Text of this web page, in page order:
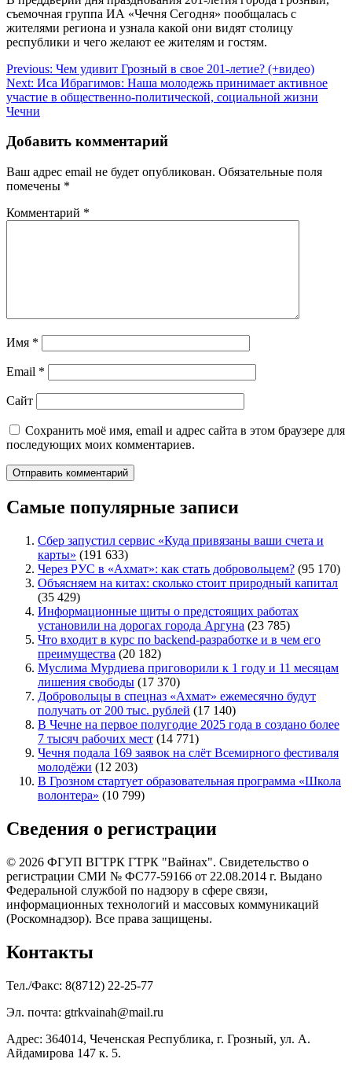
съемочная группа ИА «Чечня Сегодня» пообщалась с
жителями региона и узнала какой они видят столицу
республики и чего желают ее жителям и гостям.
Навигация
по
записям
Previous: Чем удивит Грозный в свое 201-летие? (+видео)
Next: Иса Ибрагимов: Наша молодежь принимает активное
участие в общественно-политической, социальной жизни
Чечни
Добавить комментарий
Ваш адрес email не будет опубликован. Обязательные поля
помечены *
Комментарий *
Имя *
Email *
Сайт
Сохранить моё имя, email и адрес сайта в этом браузере для
последующих моих комментариев.
Самые популярные записи
Сбер запустил сервис «Куда привязаны ваши счета и
карты» (191 633)
Через РУС в «Ахмат»: как стать добровольцем? (95 170)
Объясняем на китах: сколько стоит природный капитал
(35 429)
Информационные щиты о предстоящих работах
установили на дорогах города Аргуна (23 785)
Что входит в курс по backend-разработке и в чем его
преимущества (20 182)
Муслима Мурдиева приговорили к 1 году и 11 месяцам
лишения свободы (17 370)
Добровольцы в спецназ «Ахмат» ежемесячно будут
получать от 200 тыс. рублей (17 140)
В Чечне на первое полугодие 2025 года в создано более
7 тысяч рабочих мест (14 771)
Чечня подала 169 заявок на слёт Всемирного фестиваля
молодёжи (12 203)
В Грозном стартует образовательная программа «Школа
волонтера» (10 799)
Сведения о регистрации
© 2026 ФГУП ВГТРК ГТРК "Вайнах". Свидетельство о
регистрации СМИ № ФС77-59166 от 22.08.2014 г. Выдано
Федеральной службой по надзору в сфере связи,
информационных технологий и массовых коммуникаций
(Роскомнадзор). Все права защищены.
Контакты
Тел./Факс: 8(8712) 22-25-77
Эл. почта: gtrkvainah@mail.ru
Адрес: 364014, Чеченская Республика, г. Грозный, ул. А.
Айдамирова 147 к. 5.